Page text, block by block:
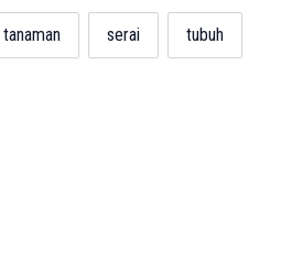
tanaman serai tubuh